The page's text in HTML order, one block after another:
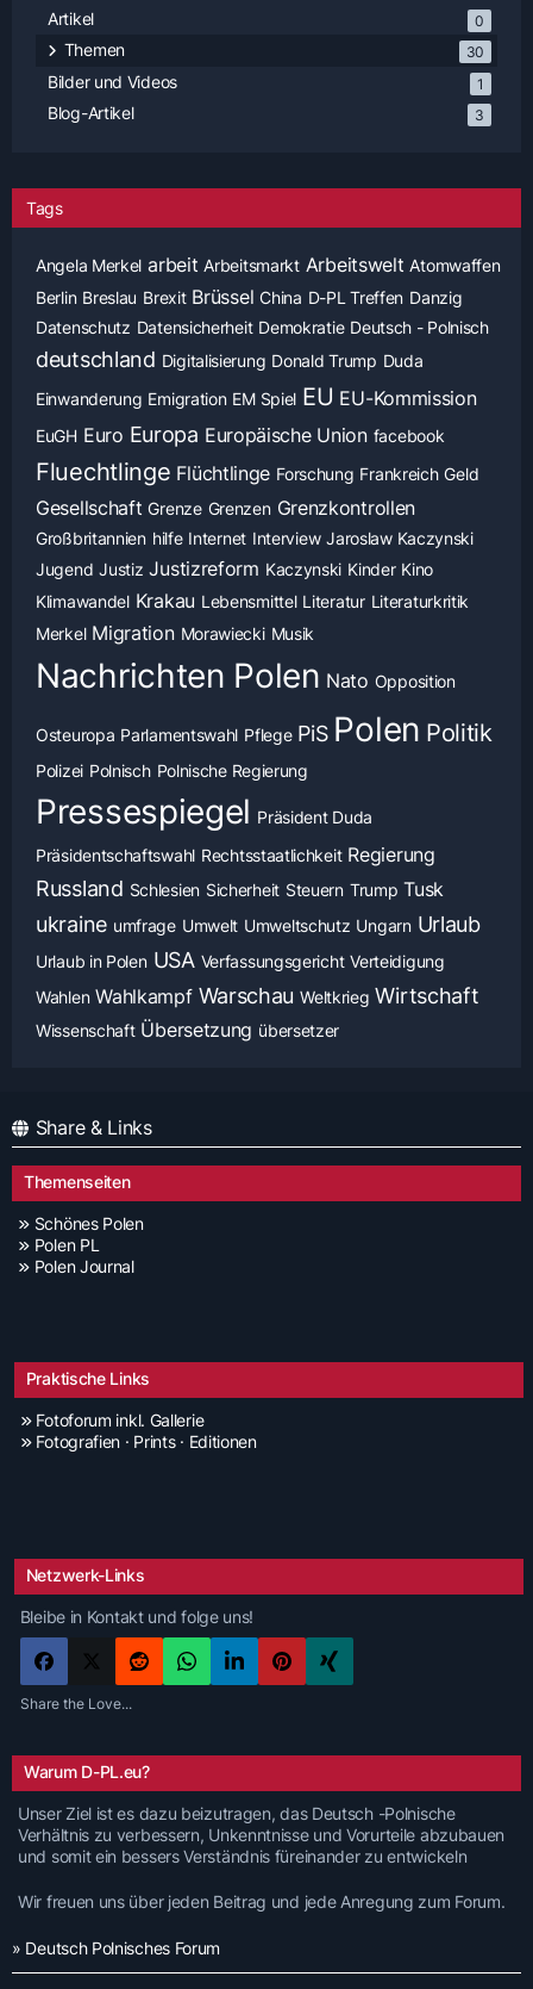
Artikel 0
Themen 30
Bilder und Videos 1
Blog-Artikel 3
Tags
Angela Merkel arbeit Arbeitsmarkt Arbeitswelt Atomwaffen
Berlin Breslau Brexit Brüssel China D-PL Treffen Danzig
Datenschutz Datensicherheit Demokratie Deutsch - Polnisch
deutschland Digitalisierung Donald Trump Duda
Einwanderung Emigration EM Spiel EU EU-Kommission
EuGH Euro Europa Europäische Union facebook
Fluechtlinge Flüchtlinge Forschung Frankreich Geld
Gesellschaft Grenze Grenzen Grenzkontrollen
Großbritannien hilfe Internet Interview Jaroslaw Kaczynski
Jugend Justiz Justizreform Kaczynski Kinder Kino
Klimawandel Krakau Lebensmittel Literatur Literaturkritik
Merkel Migration Morawiecki Musik
Nachrichten Polen Nato Opposition
Osteuropa Parlamentswahl Pflege PiS Polen Politik
Polizei Polnisch Polnische Regierung
Pressespiegel Präsident Duda
Präsidentschaftswahl Rechtsstaatlichkeit Regierung
Russland Schlesien Sicherheit Steuern Trump Tusk
ukraine umfrage Umwelt Umweltschutz Ungarn Urlaub
Urlaub in Polen USA Verfassungsgericht Verteidigung
Wahlen Wahlkampf Warschau Weltkrieg Wirtschaft
Wissenschaft Übersetzung übersetzer
Share & Links
Themenseiten
Schönes Polen
Polen PL
Polen Journal
Praktische Links
Fotoforum inkl. Gallerie
Fotografien · Prints · Editionen
Netzwerk-Links
Bleibe in Kontakt und folge uns!
Share the Love...
Warum D-PL.eu?
Unser Ziel ist es dazu beizutragen, das Deutsch -Polnische
Verhältnis zu verbessern, Unkenntnisse und Vorurteile abzubauen
und somit ein bessers Verständnis füreinander zu entwickeln
Wir freuen uns über jeden Beitrag und jede Anregung zum Forum.
» Deutsch Polnisches Forum